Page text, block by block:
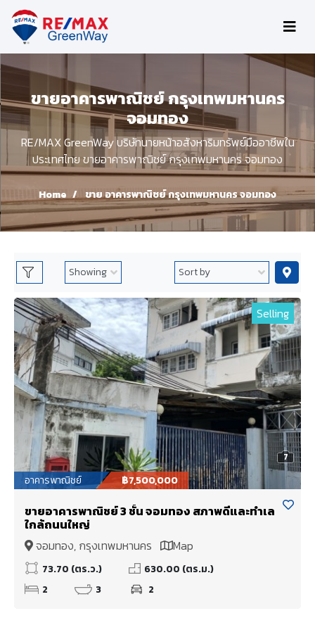
ขายอาคารพาณิชย์ กรุงเทพมหานคร
จอมทอง
RE/MAX GreenWay บริษัทนายหน้าอสังหาริมทรัพย์มืออาชีพใน
ประเทศไทย ขายอาคารพาณิชย์ กรุงเทพมหานคร จอมทอง
Home ขาย อาคารพาณิชย์ กรุงเทพมหานคร จอมทอง
7
Selling
อาคารพาณิชย์ ฿7,500,000
ขายอาคารพาณิชย์ 3 ชั้น จอมทอง สภาพดีและทำเล
ใกล้ถนนใหญ่
จอมทอง, กรุงเทพมหานคร
Map
73.70 (ตร.ว.)
630.00 (ตร.ม.)
2
3 2